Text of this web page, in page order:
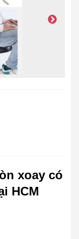
xoay có
HCM